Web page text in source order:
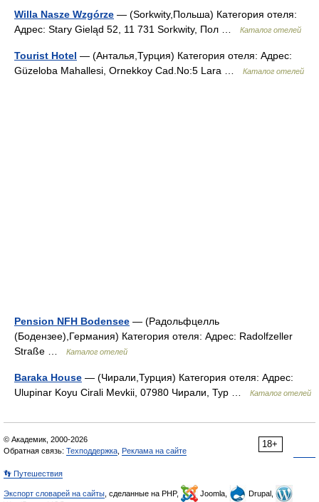
Willa Nasze Wzgórze — (Sorkwity,Польша) Категория отеля:
Адрес: Stary Gieląd 52, 11 731 Sorkwity, Пол …
Каталог отелей
Tourist Hotel — (Анталья,Турция) Категория отеля: Адрес:
Güzeloba Mahallesi, Ornekkoy Cad.No:5 Lara …
Каталог отелей
Pension NFH Bodensee — (Радольфцелль
(Бодензее),Германия) Категория отеля: Адрес: Radolfzeller
Straße …
Каталог отелей
Baraka House — (Чирали,Турция) Категория отеля: Адрес:
Ulupinar Koyu Cirali Mevkii, 07980 Чирали, Тур …
Каталог отелей
18+
© Академик, 2000-2026
Обратная связь: Техподдержка Реклама на сайте
👣 Путешествия
Экспорт словарей на сайты , сделанные на PHP, Joomla,
Drupal,